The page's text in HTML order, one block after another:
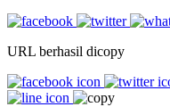
URL berhasil dicopy